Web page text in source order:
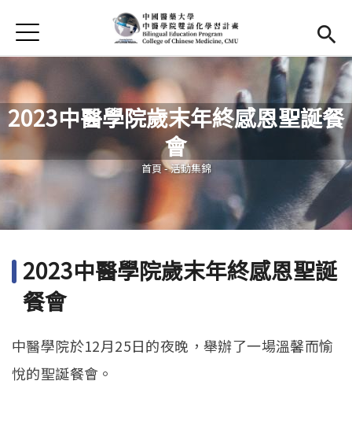
首頁
首頁
最新消息
EMI課程
活動集錦
學習資源
雙語中心 (link is external)
官方YouTube (link is external)
Jump to Navigation
Jump to Main content
2023中醫學院歲末年終感恩聖誕餐
會
您在這裡
首頁-活動集錦
2023中醫學院歲末年終感恩聖誕
餐會
中醫學院於12月25日的夜晚，舉辦了一場溫馨而愉
悅的聖誕餐會。